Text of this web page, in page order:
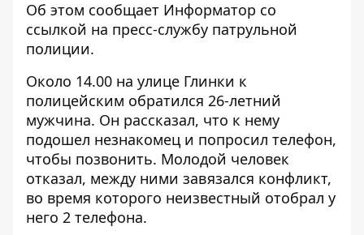
Об этом сообщает Информатор со
ссылкой на пресс-службу патрульной
полиции.
Около 14.00 на улице Глинки к
полицейским обратился 26-летний
мужчина. Он рассказал, что к нему
подошел незнакомец и попросил телефон,
чтобы позвонить. Молодой человек
отказал, между ними завязался конфликт,
во время которого неизвестный отобрал у
него 2 телефона.